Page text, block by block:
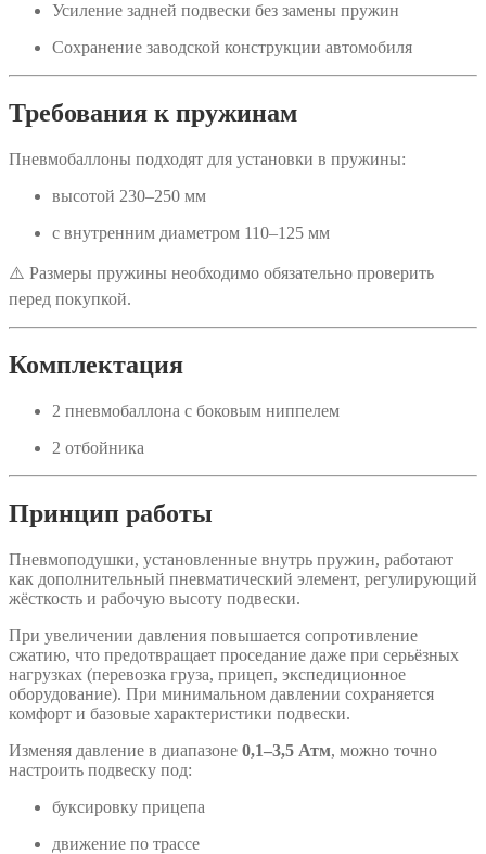
Усиление задней подвески без замены пружин
Сохранение заводской конструкции автомобиля
Требования к пружинам
Пневмобаллоны подходят для установки в пружины:
высотой 230–250 мм
с внутренним диаметром 110–125 мм
⚠️ Размеры пружины необходимо обязательно проверить
перед покупкой.
Комплектация
2 пневмобаллона с боковым ниппелем
2 отбойника
Принцип работы
Пневмоподушки, установленные внутрь пружин, работают
как дополнительный пневматический элемент, регулирующий
жёсткость и рабочую высоту подвески.
При увеличении давления повышается сопротивление
сжатию, что предотвращает проседание даже при серьёзных
нагрузках (перевозка груза, прицеп, экспедиционное
оборудование). При минимальном давлении сохраняется
комфорт и базовые характеристики подвески.
Изменяя давление в диапазоне 0,1–3,5 Атм, можно точно
настроить подвеску под:
буксировку прицепа
движение по трассе